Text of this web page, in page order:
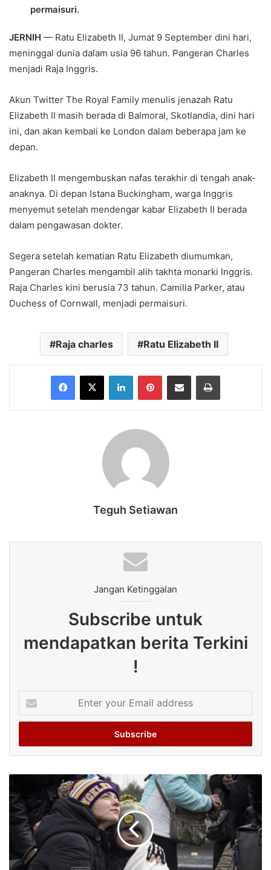
permaisuri.
JERNIH — Ratu Elizabeth II, Jumat 9 September dini hari,
meninggal dunia dalam usia 96 tahun. Pangeran Charles
menjadi Raja Inggris.
Akun Twitter The Royal Family menulis jenazah Ratu
Elizabeth II masih berada di Balmoral, Skotlandia, dini hari
ini, dan akan kembali ke London dalam beberapa jam ke
depan.
Elizabeth II mengembuskan nafas terakhir di tengah anak-
anaknya. Di depan Istana Buckingham, warga Inggris
menyemut setelah mendengar kabar Elizabeth II berada
dalam pengawasan dokter.
Segera setelah kematian Ratu Elizabeth diumumkan,
Pangeran Charles mengambil alih takhta monarki Inggris.
Raja Charles kini berusia 73 tahun. Camilla Parker, atau
Duchess of Cornwall, menjadi permaisuri.
Raja charles Ratu Elizabeth II
Facebook
X LinkedInPinterestShare via Email Print
Teguh Setiawan
Jangan Ketinggalan
Subscribe untuk
mendapatkan berita Terkini
!
your
Email